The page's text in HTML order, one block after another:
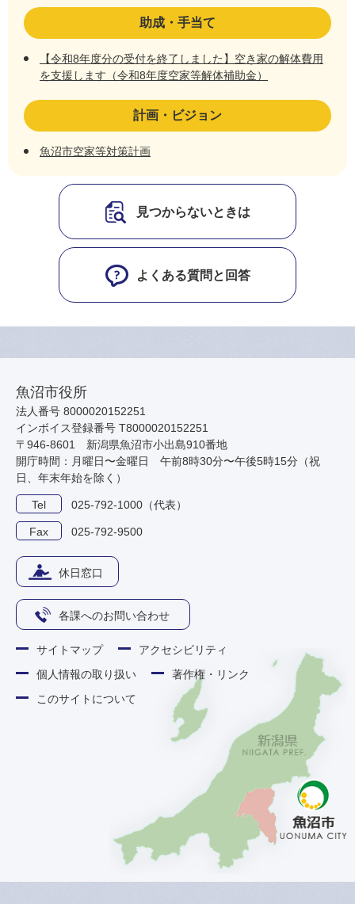
助成・手当て
【令和8年度分の受付を終了しました】空き家の解体費用
を支援します（令和8年度空家等解体補助金）
計画・ビジョン
魚沼市空家等対策計画
見つからないときは
よくある質問と回答
魚沼市役所
法人番号 8000020152251
インボイス登録番号 T8000020152251
〒946-8601 新潟県魚沼市小出島910番地
開庁時間：月曜日〜金曜日 午前8時30分〜午後5時15分（祝
日、年末年始を除く）
Tel 025-792-1000（代表）
Fax 025-792-9500
休日窓口
各課へのお問い合わせ
サイトマップ
アクセシビリティ
個人情報の取り扱い
著作権・リンク
このサイトについて